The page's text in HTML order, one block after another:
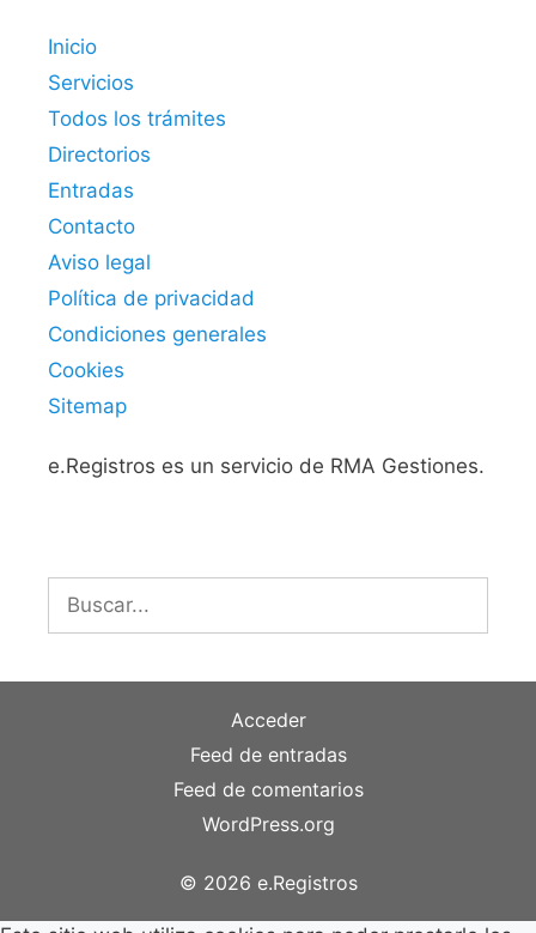
Inicio
Servicios
Todos los trámites
Directorios
Entradas
Contacto
Aviso legal
Política de privacidad
Condiciones generales
Cookies
Sitemap
e.Registros es un servicio de RMA Gestiones.
Acceder
Feed de entradas
Feed de comentarios
WordPress.org
© 2026 e.Registros